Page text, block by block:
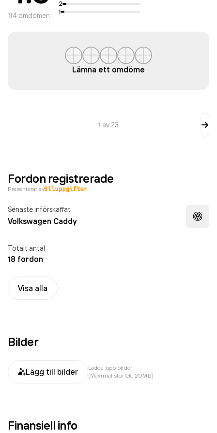
114 omdömen
2
1
Lämna ett omdöme
1 av 23
Fordon registrerade
Presenterat av
Senaste införskaffat
Volkswagen Caddy
Totalt antal
18 fordon
Visa alla
Bilder
Lägg till bilder
Ladda upp bilder
(Maximal storlek: 20MB)
Finansiell info